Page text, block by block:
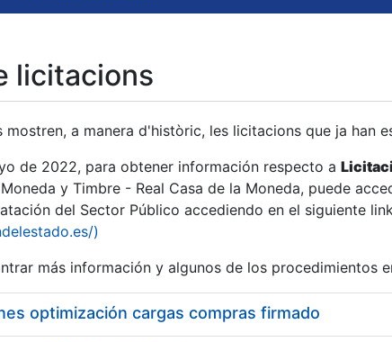
licitacions
mostren, a manera d'històric, les licitacions que ja han
de 2022, para obtener información respecto a
y Timbre - Real Casa de la Moneda, puede
del Sector Público accediendo en el siguiente
)
más información y algunos de los procedimientos
optimización cargas compras firmado